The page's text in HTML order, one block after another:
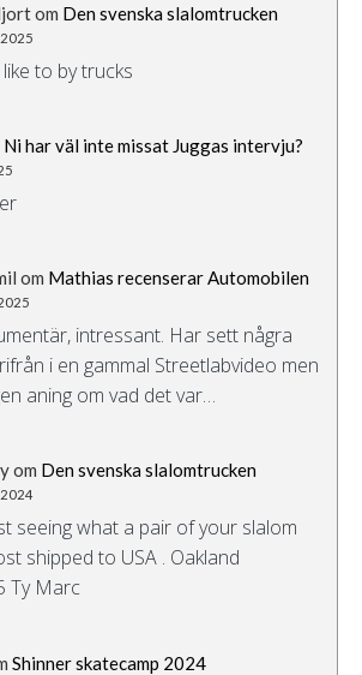
om Den svenska slalomtrucken
to by trucks
Ni har väl inte missat Juggas intervju?
om Mathias recenserar Automobilen
intressant. Har sett några
i en gammal Streetlabvideo men
aning om vad det var…
om Den svenska slalomtrucken
seeing what a pair of your slalom
shipped to USA . Oakland
Ty Marc
Shinner skatecamp 2024